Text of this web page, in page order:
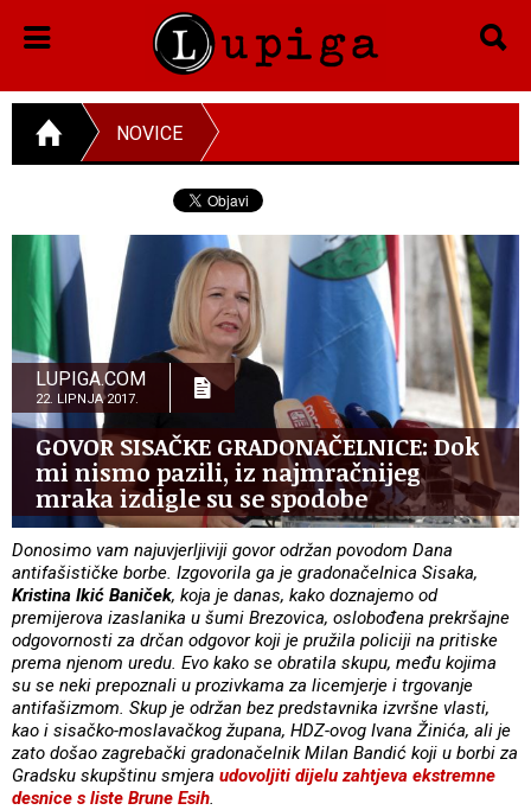
NOVICE
LUPIGA.COM
22. LIPNJA 2017.
GOVOR SISAČKE GRADONAČELNICE: Dok
mi nismo pazili, iz najmračnijeg
mraka izdigle su se spodobe
Donosimo vam najuvjerljiviji govor održan povodom Dana
antifašističke borbe. Izgovorila ga je gradonačelnica Sisaka,
Kristina Ikić Baniček, koja je danas, kako doznajemo od
premijerova izaslanika u šumi Brezovica, oslobođena prekršajne
odgovornosti za drčan odgovor koji je pružila policiji na pritiske
prema njenom uredu. Evo kako se obratila skupu, među kojima
su se neki prepoznali u prozivkama za licemjerje i trgovanje
antifašizmom. Skup je održan bez predstavnika izvršne vlasti,
kao i sisačko-moslavačkog župana, HDZ-ovog Ivana Žinića, ali je
zato došao zagrebački gradonačelnik Milan Bandić koji u borbi za
Gradsku skupštinu smjera udovoljiti dijelu zahtjeva ekstremne
desnice s liste Brune Esih.